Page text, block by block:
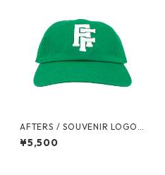
AFTERS / SOUVENIR LOGO
CAP
¥5,500